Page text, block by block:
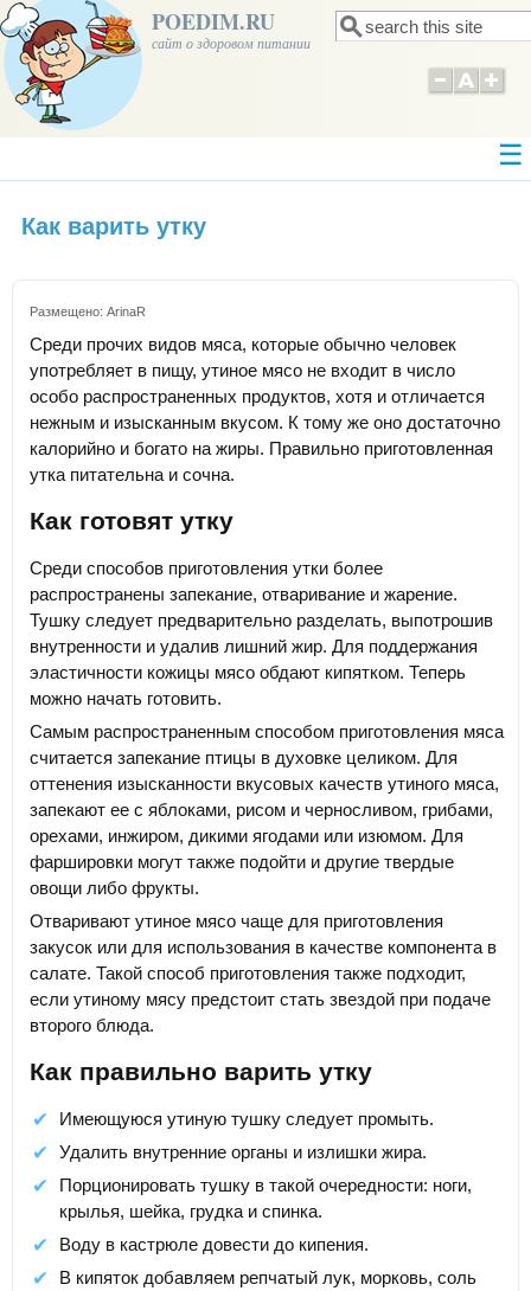
POEDIM.RU
сайт о здоровом питании Форма поиска
Поиск
Как варить утку
Размещено: ArinaR
Среди прочих видов мяса, которые обычно человек
употребляет в пищу, утиное мясо не входит в число
особо распространенных продуктов, хотя и отличается
нежным и изысканным вкусом. К тому же оно достаточно
калорийно и богато на жиры. Правильно приготовленная
утка питательна и сочна.
Как готовят утку
Среди способов приготовления утки более
распространены запекание, отваривание и жарение.
Тушку следует предварительно разделать, выпотрошив
внутренности и удалив лишний жир. Для поддержания
эластичности кожицы мясо обдают кипятком. Теперь
можно начать готовить.
Самым распространенным способом приготовления мяса
считается запекание птицы в духовке целиком. Для
оттенения изысканности вкусовых качеств утиного мяса,
запекают ее с яблоками, рисом и черносливом, грибами,
орехами, инжиром, дикими ягодами или изюмом. Для
фаршировки могут также подойти и другие твердые
овощи либо фрукты.
Отваривают утиное мясо чаще для приготовления
закусок или для использования в качестве компонента в
салате. Такой способ приготовления также подходит,
если утиному мясу предстоит стать звездой при подаче
второго блюда.
Как правильно варить утку
Имеющуюся утиную тушку следует промыть.
Удалить внутренние органы и излишки жира.
Порционировать тушку в такой очередности: ноги,
крылья, шейка, грудка и спинка.
Воду в кастрюле довести до кипения.
В кипяток добавляем репчатый лук, морковь, соль